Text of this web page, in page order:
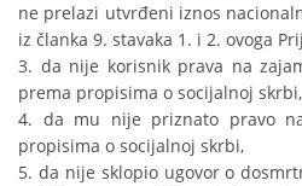
ne prelazi utvrđeni iznos
iz članka 9. stavaka 1. i 2. ovoga
3. da nije korisnik prava na
prema propisima o socijalnoj skrbi,
4. da mu nije priznato pravo
propisima o socijalnoj skrbi,
5. da nije sklopio ugovor o